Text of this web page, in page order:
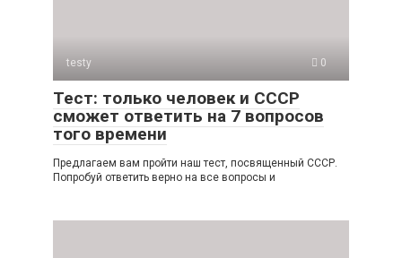
testy 0
Тест: только человек и СССР
сможет ответить на 7 вопросов
того времени
Предлагаем вам пройти наш тест, посвященный СССР.
Попробуй ответить верно на все вопросы и